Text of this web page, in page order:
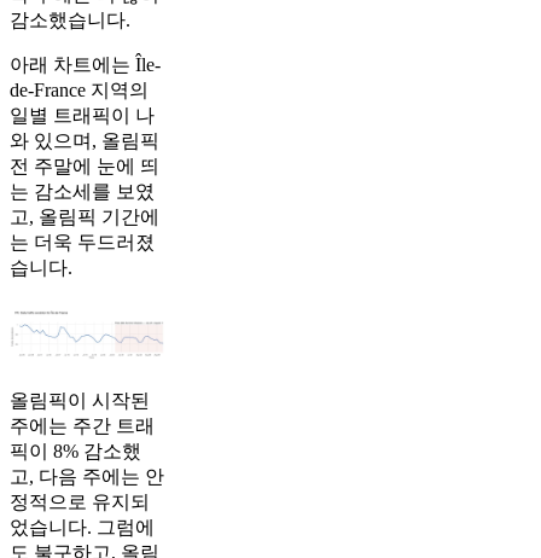
감소했습니다.
아래 차트에는 Île-
de-France 지역의
일별 트래픽이 나
와 있으며, 올림픽
전 주말에 눈에 띄
는 감소세를 보였
고, 올림픽 기간에
는 더욱 두드러졌
습니다.
올림픽이 시작된
주에는 주간 트래
픽이 8% 감소했
고, 다음 주에는 안
정적으로 유지되
었습니다. 그럼에
도 불구하고, 올림